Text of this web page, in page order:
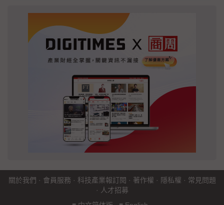
關於我們 · 會員服務 · 科技產業報訂閱 · 著作權 · 隱私權 · 常見問題
· 人才招募